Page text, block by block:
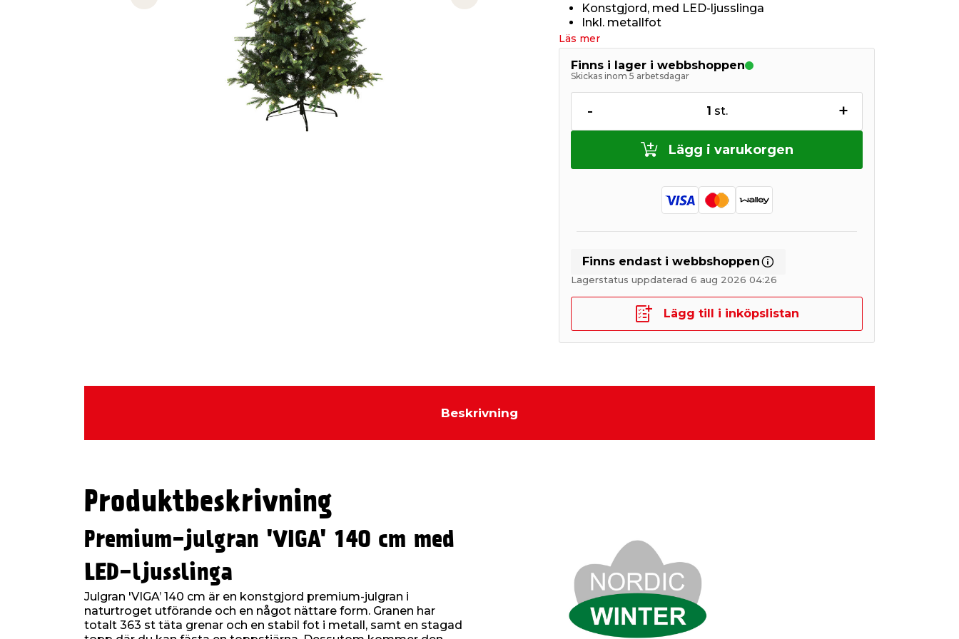
Previous slide Next slide
Konstgjord, med LED-ljusslinga
Inkl. metallfot
Läs mer
Finns i lager i webbshoppen
Skickas inom 5 arbetsdagar
- 1 st. +
Lägg i varukorgen
Finns endast i webbshoppen
Lagerstatus uppdaterad 6 aug 2026 04:26
Lägg till i inköpslistan
Beskrivning
Produktbeskrivning
Premium-julgran 'VIGA' 140 cm med
LED-ljusslinga
Julgran 'VIGA’ 140 cm är en konstgjord premium-julgran i
naturtroget utförande och en något nättare form. Granen har
totalt 363 st täta grenar och en stabil fot i metall, samt en stagad